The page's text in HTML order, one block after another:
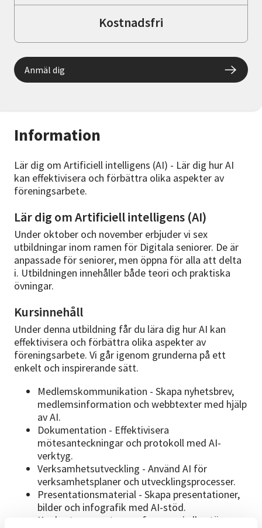
Information
Lär dig om Artificiell intelligens (AI) - Lär dig hur AI
kan effektivisera och förbättra olika aspekter av
föreningsarbete.
Lär dig om Artificiell intelligens (AI)
Under oktober och november erbjuder vi sex
utbildningar inom ramen för Digitala seniorer. De är
anpassade för seniorer, men öppna för alla att delta
i. Utbildningen innehåller både teori och praktiska
övningar.
Kursinnehåll
Under denna utbildning får du lära dig hur AI kan
effektivisera och förbättra olika aspekter av
föreningsarbete. Vi går igenom grunderna på ett
enkelt och inspirerande sätt.
Medlemskommunikation - Skapa nyhetsbrev,
medlemsinformation och webbtexter med hjälp
av AI.
Dokumentation - Effektivisera
mötesanteckningar och protokoll med AI-
verktyg.
Verksamhetsutveckling - Använd AI för
verksamhetsplaner och utvecklingsprocesser.
Presentationsmaterial - Skapa presentationer,
bilder och infografik med AI-stöd.
Konkreta prompts som fungerar i alla större
Kostnadsfri
Anmäl dig